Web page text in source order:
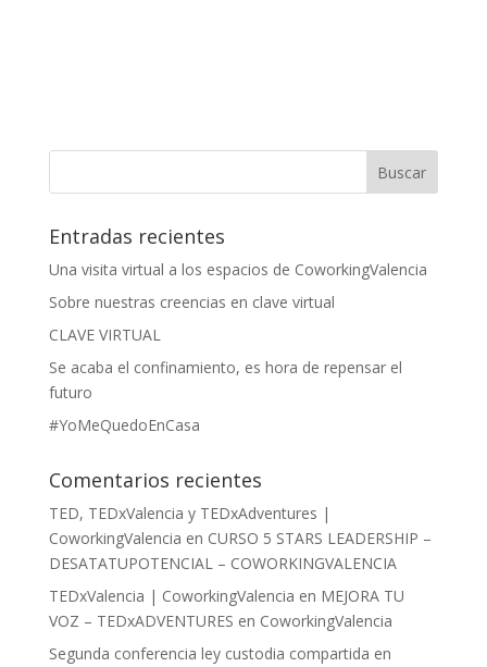
Entradas recientes
Una visita virtual a los espacios de CoworkingValencia
Sobre nuestras creencias en clave virtual
CLAVE VIRTUAL
Se acaba el confinamiento, es hora de repensar el
futuro
#YoMeQuedoEnCasa
Comentarios recientes
TED, TEDxValencia y TEDxAdventures |
CoworkingValencia en CURSO 5 STARS LEADERSHIP –
DESATATUPOTENCIAL – COWORKINGVALENCIA
TEDxValencia | CoworkingValencia en MEJORA TU
VOZ – TEDxADVENTURES en CoworkingValencia
Segunda conferencia ley custodia compartida en